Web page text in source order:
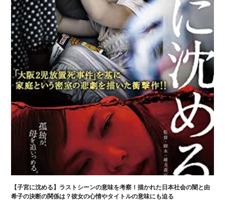
【子宮に沈める】ラストシーンの意味を考察！描かれた日本社会の闇と由
希子の決断の関係は？彼女の心情やタイトルの意味にも迫る